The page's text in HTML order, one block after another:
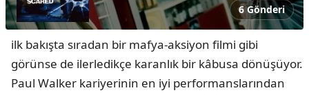
6 Gönderi
ilk bakışta sıradan bir mafya-aksiyon filmi gibi
görünse de ilerledikçe karanlık bir kâbusa dönüşüyor.
Paul Walker kariyerinin en iyi performanslarından